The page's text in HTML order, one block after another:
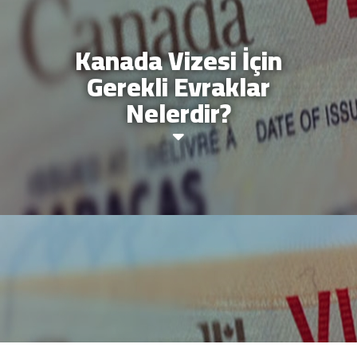
Kanada Vizesi İçin
Gerekli Evraklar
Nelerdir?